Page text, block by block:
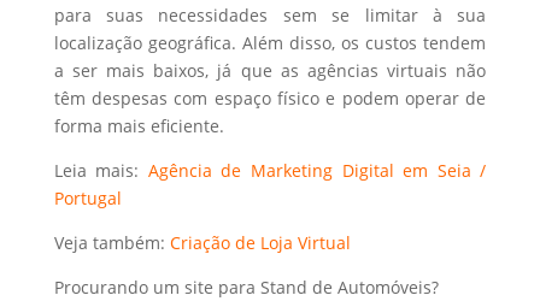
para suas necessidades sem se limitar à sua
localização geográfica. Além disso, os custos tendem
a ser mais baixos, já que as agências virtuais não
têm despesas com espaço físico e podem operar de
forma mais eficiente.
Leia mais: Agência de Marketing Digital em Seia /
Portugal
Veja também: Criação de Loja Virtual
Procurando um site para Stand de Automóveis?